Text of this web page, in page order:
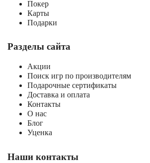
Покер
Карты
Подарки
Разделы сайта
Акции
Поиск игр по производителям
Подарочные сертификаты
Доставка и оплата
Контакты
О нас
Блог
Уценка
Наши контакты